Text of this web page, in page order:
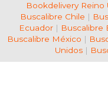
Bookdelivery Reino
Buscalibre Chile |
Ecuador| Buscalibre
Buscalibre México |
Unidos|